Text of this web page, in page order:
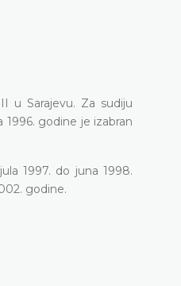
u Sarajevu. Za sudiju
1996. godine je izabran
1997. do juna 1998.
godine.